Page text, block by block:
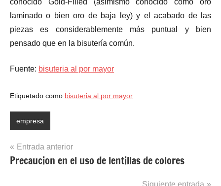
conocido Gold-Filled (asimismo conocido como oro
laminado o bien oro de baja ley) y el acabado de las
piezas es considerablemente más puntual y bien
pensado que en la bisutería común.
Fuente: bisuteria al por mayor
Etiquetado como bisuteria al por mayor
empresa
Navegación
de
Entrada anterior
Precaucion en el uso de lentillas de colores
Siguiente entrada